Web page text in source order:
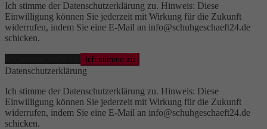
Ich stimme der Datenschutzerklärung zu. Hinweis: Diese
Einwilligung können Sie jederzeit mit Wirkung für die Zukunft
widerrufen, indem Sie eine E-Mail an info@schuhgeschaeft24.de
schicken.
Ich stimme zu
Datenschutzerklärung
Ich stimme der Datenschutzerklärung zu. Hinweis: Diese
Einwilligung können Sie jederzeit mit Wirkung für die Zukunft
widerrufen, indem Sie eine E-Mail an info@schuhgeschaeft24.de
schicken.